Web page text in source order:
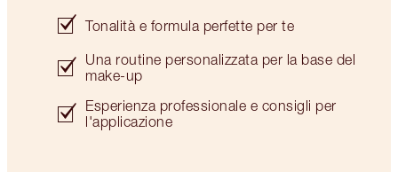
Tonalità e formula perfette per te
Una routine personalizzata per la base del
make-up
Esperienza professionale e consigli per
l'applicazione